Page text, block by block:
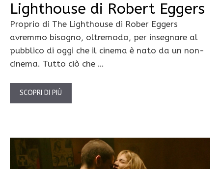
Lighthouse di Robert Eggers
Proprio di The Lighthouse di Rober Eggers
avremmo bisogno, oltremodo, per insegnare al
pubblico di oggi che il cinema è nato da un non-
cinema. Tutto ciò che …
SCOPRI DI PIÙ